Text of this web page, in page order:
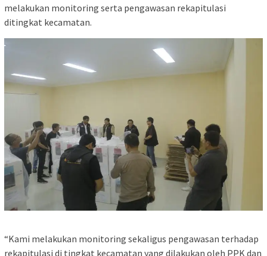
melakukan monitoring serta pengawasan rekapitulasi
ditingkat kecamatan.
“Kami melakukan monitoring sekaligus pengawasan terhadap
rekapitulasi di tingkat kecamatan yang dilakukan oleh PPK dan